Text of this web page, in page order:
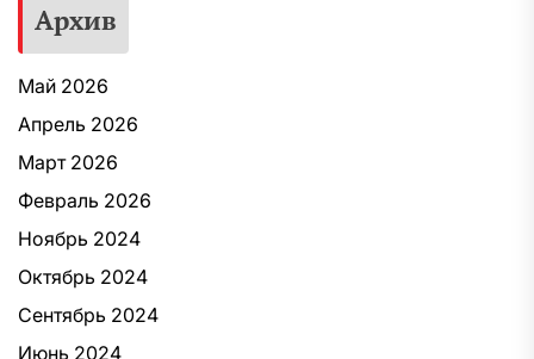
Архив
Май 2026
Апрель 2026
Март 2026
Февраль 2026
Ноябрь 2024
Октябрь 2024
Сентябрь 2024
Июнь 2024